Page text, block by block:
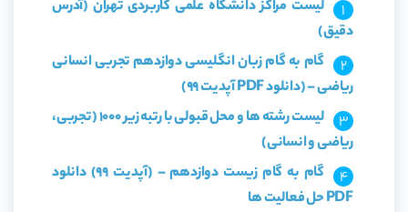
لیست مراکز دانشگاه علمی کاربردی تهران (آدرس
دقیق)
گام به گام زبان انگلیسی دوازدهم تجربی انسانی
ریاضی – (دانلود PDF آپدیت 99)
لیست رشته ها و محل قبولی با رتبه زیر 1000 (تجربی،
ریاضی و انسانی)
گام به گام زیست دوازدهم – (آپدیت 99) دانلود
PDF حل فعالیت ها